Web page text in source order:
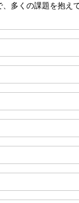
多くの課題を抱え